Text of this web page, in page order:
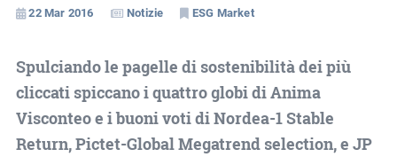
22 Mar 2016 Notizie ESG Market
Spulciando le pagelle di sostenibilità dei più
cliccati spiccano i quattro globi di Anima
Visconteo e i buoni voti di Nordea-1 Stable
Return, Pictet-Global Megatrend selection, e JP